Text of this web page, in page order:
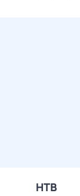
НТВ